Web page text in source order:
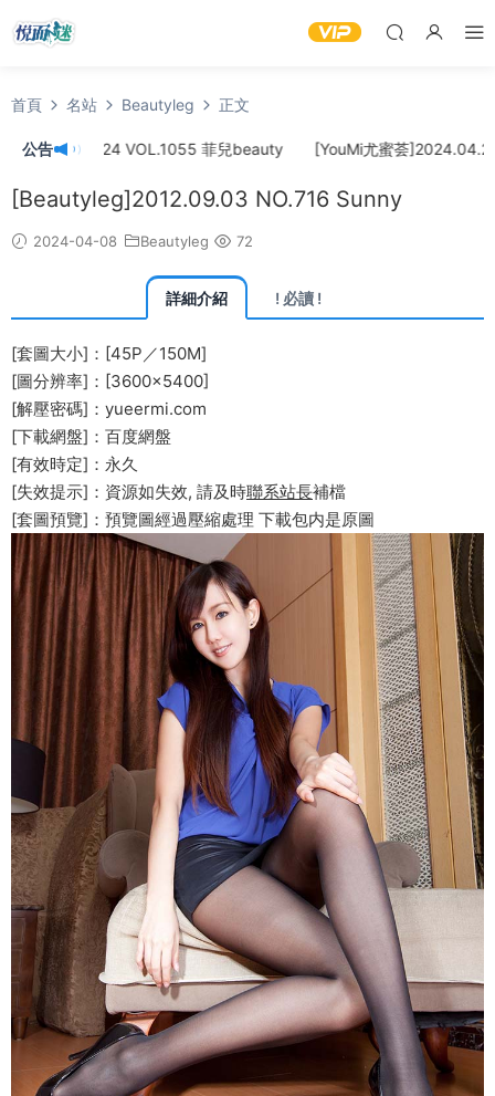
首頁 名站 Beautyleg 正文
公告
]2024.04.24 VOL.1055 菲兒beauty [YouMi尤蜜荟]2024.04.22
[Beautyleg]2012.09.03 NO.716 Sunny
2024-04-08 Beautyleg 72
詳細介紹 ! 必讀 !
[套圖大小]：[45P／150M]
[圖分辨率]：[3600×5400]
[解壓密碼]：yueermi.com
[下載網盤]：百度網盤
[有效時定]：永久
[失效提示]：資源如失效, 請及時聯系站長補檔
[套圖預覽]：預覽圖經過壓縮處理 下載包内是原圖